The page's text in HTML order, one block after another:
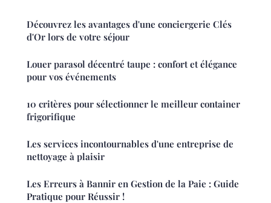
Découvrez les avantages d'une conciergerie Clés
d'Or lors de votre séjour
Louer parasol décentré taupe : confort et élégance
pour vos événements
10 critères pour sélectionner le meilleur container
frigorifique
Les services incontournables d'une entreprise de
nettoyage à plaisir
Les Erreurs à Bannir en Gestion de la Paie : Guide
Pratique pour Réussir !